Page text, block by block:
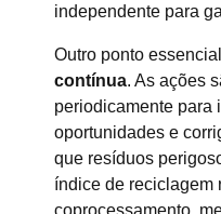
independente para
Outro ponto
contínua. As ações
periodicamente para
oportunidades e
que resíduos
índice de reciclagem
coprocessamento,